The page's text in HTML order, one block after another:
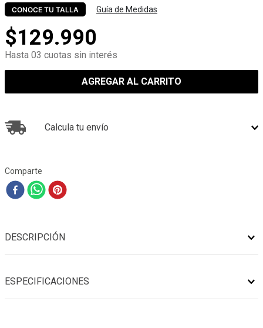
CONOCE TU TALLA Guía de Medidas
$129.990
Hasta 03 cuotas sin interés
AGREGAR AL CARRITO
Calcula tu envío
Comparte
DESCRIPCIÓN
ESPECIFICACIONES